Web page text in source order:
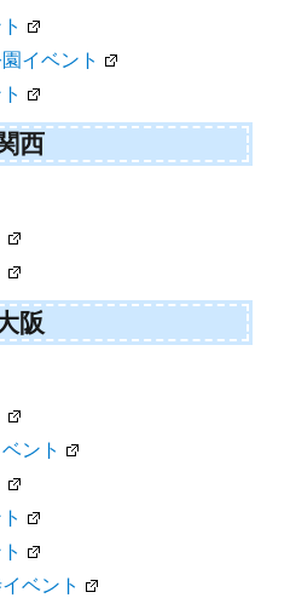
イベント
西
阪
ント
ベント